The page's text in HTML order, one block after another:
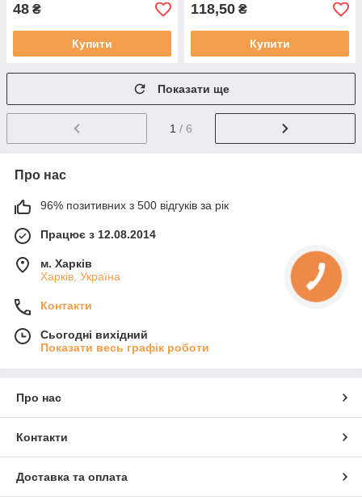
48 ₴
Купити
118,50 ₴
Купити
Показати ще
1 / 6
Про нас
96% позитивних з 500 відгуків за рік
Працює з 12.08.2014
м. Харків
Харків, Україна
Контакти
Сьогодні вихідний
Показати весь графік роботи
Про нас
Контакти
Доставка та оплата